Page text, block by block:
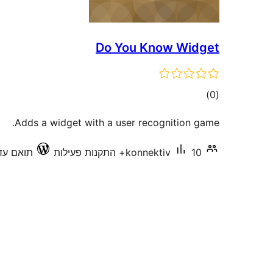
Do You Know Widget
(0 דרוגים)
Adds a widget with a user recognition game.
konnektiv 10+ התקנות פעילות תואם עד